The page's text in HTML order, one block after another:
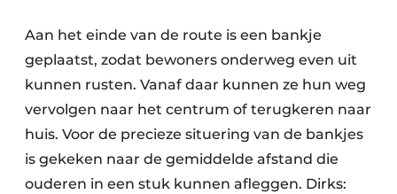
Aan het einde van de route is een bankje
geplaatst, zodat bewoners onderweg even uit
kunnen rusten. Vanaf daar kunnen ze hun weg
vervolgen naar het centrum of terugkeren naar
huis. Voor de precieze situering van de bankjes
is gekeken naar de gemiddelde afstand die
ouderen in een stuk kunnen afleggen. Dirks: